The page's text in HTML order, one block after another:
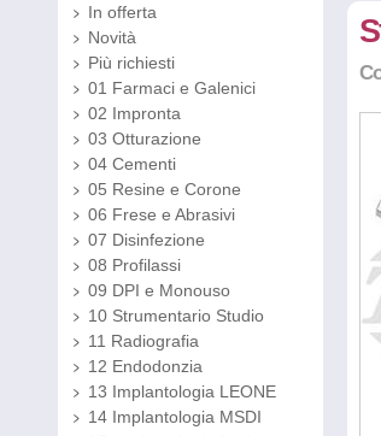
In offerta
Novità
Più richiesti
01 Farmaci e Galenici
02 Impronta
03 Otturazione
04 Cementi
05 Resine e Corone
06 Frese e Abrasivi
07 Disinfezione
08 Profilassi
09 DPI e Monouso
10 Strumentario Studio
11 Radiografia
12 Endodonzia
13 Implantologia LEONE
14 Implantologia MSDI